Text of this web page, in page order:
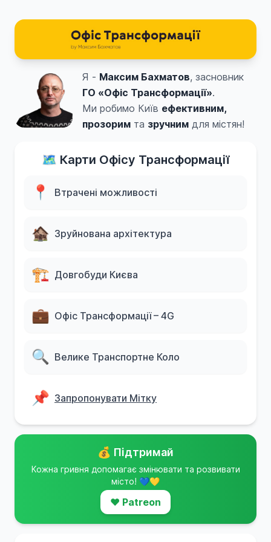
Я - Максим Бахматов, засновник
ГО «Офіс Трансформації».
Ми робимо Київ ефективним,
прозорим та зручним для містян!
🗺️ Карти Офісу Трансформації
📍 Втрачені можливості
🏚️ Зруйнована архітектура
🏗️ Довгобуди Києва
💼 Офіс Трансформації – 4G
🔍 Велике Транспортне Коло
📌 Запропонувати Мітку
💰 Підтримай
Кожна гривня допомагає змінювати та розвивати
місто! 💙💛
❤️ Patreon